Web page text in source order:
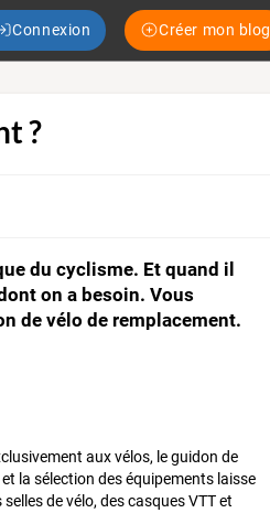
Connexion Créer mon blog
?
du cyclisme. Et quand il
on a besoin. Vous
de vélo de remplacement.
aux vélos, le guidon de
la sélection des équipements laisse
de vélo, des casques VTT et